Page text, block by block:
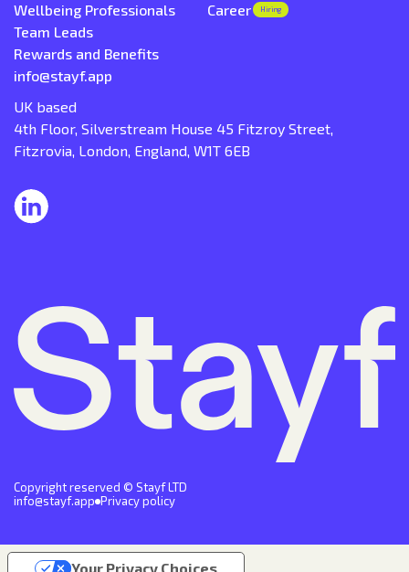
Wellbeing Professionals
Team Leads
Rewards and Benefits
Career
Hiring
info@stayf.app
UK based
4th Floor, Silverstream House 45 Fitzroy Street,
Fitzrovia, London, England, W1T 6EB
Copyright reserved © Stayf LTD
info@stayf.app Privacy policy
Your Privacy Choices